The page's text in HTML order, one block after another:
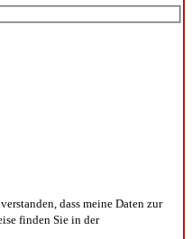
dass meine Daten zur
finden Sie in der